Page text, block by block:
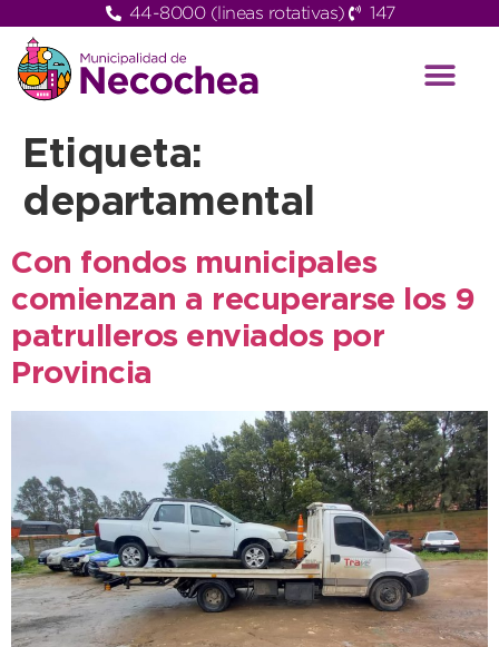
44-8000 (lineas rotativas) 147
Etiqueta:
departamental
Con fondos municipales
comienzan a recuperarse los 9
patrulleros enviados por
Provincia